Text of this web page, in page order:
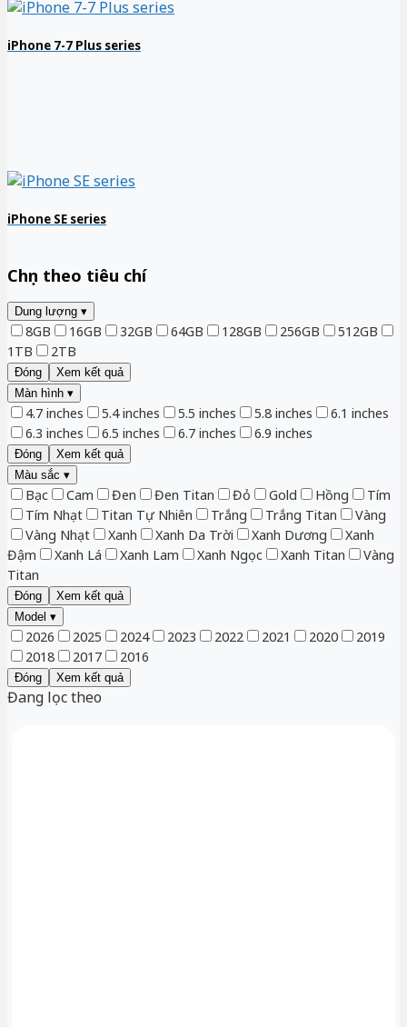
iPhone 7-7 Plus series
iPhone SE series
Chọn theo tiêu chí
Dung lượng ▾
8GB 16GB 32GB 64GB 128GB 256GB
512GB
1TB
2TB
Đóng
Xem kết quả
Màn hình ▾
4.7 inches 5.4 inches 5.5 inches 5.8 inches
6.1 inches
6.3 inches
6.5 inches 6.7 inches 6.9 inches
Đóng
Xem kết quả
Màu sắc ▾
Bạc Cam Đen Đen Titan Đỏ Gold Hồng
Tím
Tím Nhạt
Titan Tự Nhiên Trắng Trắng Titan
Vàng
Vàng Nhạt
Xanh Xanh Da Trời Xanh Dương
Xanh
Đậm
Xanh Lá Xanh Lam Xanh Ngọc Xanh Titan
Vàng
Titan
Đóng
Xem kết quả
Model ▾
2026 2025 2024 2023 2022 2021 2020
2019
2018
2017 2016
Đóng Xem kết quả
Đang lọc theo